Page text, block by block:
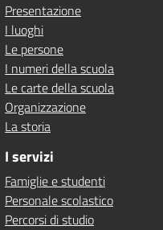
Presentazione
I luoghi
Le persone
I numeri della scuola
Le carte della scuola
Organizzazione
La storia
I servizi
Famiglie e studenti
Personale scolastico
Percorsi di studio